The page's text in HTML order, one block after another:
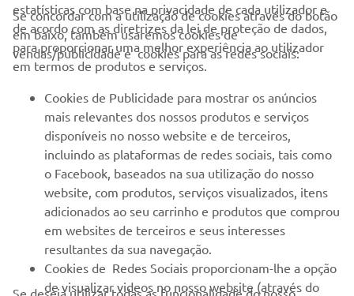
Sandro Cortese manteve a série de vitórias da Yamaha em
2018 ao conquistar o seu primeiro título de WorldSSP.
estatísticas com base na privacidade de cada utilizador e
de acordo com as diretrizes da lei de proteção de dados,
para proporcionar uma melhor experiência ao utilizador
em termos de produtos e serviços.
Se concordar com a utilização de cookies através do botão
em baixo, também usaremos cookies de
vendas/publicidade e cookies para as redes sociais:
Cookies de Publicidade para mostrar os anúncios
mais relevantes dos nossos produtos e serviços
disponíveis no nosso website e de terceiros,
incluindo as plataformas de redes sociais, tais como
o Facebook, baseados na sua utilização do nosso
website, com produtos, serviços visualizados, itens
adicionados ao seu carrinho e produtos que comprou
em websites de terceiros e seus interesses
resultantes da sua navegação.
Cookies de Redes Sociais proporcionam-lhe a opção
de visualizar videos no nosso website (através do
Se deseja utilizar todas as funcionalidade do nosso